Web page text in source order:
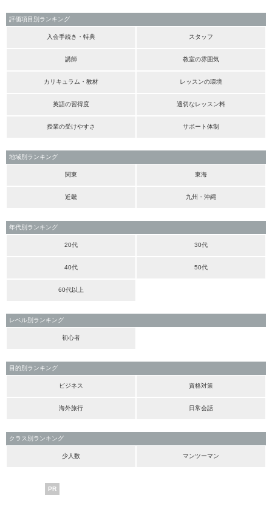
評価項目別ランキング
入会手続き・特典 スタッフ
講師 教室の雰囲気
カリキュラム・教材 レッスンの環境
英語の習得度 適切なレッスン料
授業の受けやすさ サポート体制
地域別ランキング
関東 東海
近畿 九州・沖縄
年代別ランキング
20代 30代
40代 50代
60代以上
レベル別ランキング
初心者
目的別ランキング
ビジネス 資格対策
海外旅行 日常会話
クラス別ランキング
少人数 マンツーマン
PR